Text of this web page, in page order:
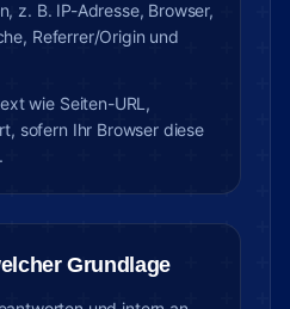
z. B. IP-Adresse, Browser,
Referrer/Origin und
wie Seiten-URL,
sofern Ihr Browser diese
Grundlage